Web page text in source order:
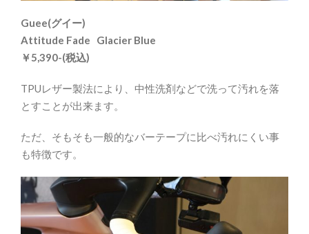
Guee(グイー)
Attitude Fade Glacier Blue
￥5,390-(税込)
TPUレザー製法により、中性洗剤などで洗って汚れを落
とすことが出来ます。
ただ、そもそも一般的なバーテープに比べ汚れにくい事
も特徴です。